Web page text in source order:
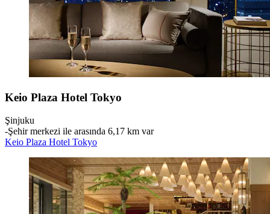
Keio Plaza Hotel Tokyo
Şinjuku
‐Şehir merkezi ile arasında 6,17 km var
Keio Plaza Hotel Tokyo